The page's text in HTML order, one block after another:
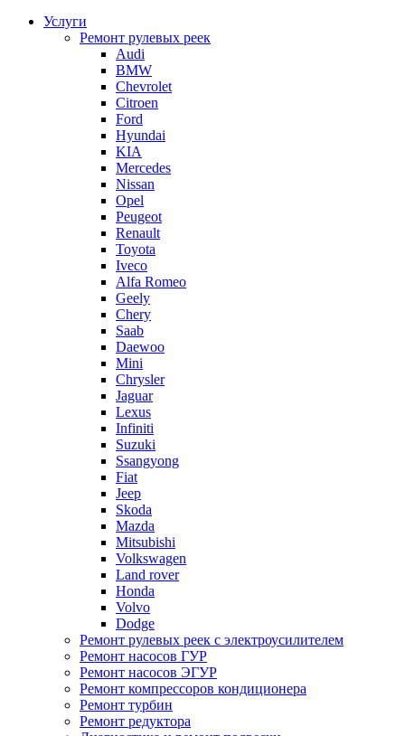
Услуги
Ремонт рулевых реек
Audi
BMW
Chevrolet
Citroen
Ford
Hyundai
KIA
Mercedes
Nissan
Opel
Peugeot
Renault
Toyota
Iveco
Alfa Romeo
Geely
Chery
Saab
Daewoo
Mini
Chrysler
Jaguar
Lexus
Infiniti
Suzuki
Ssangyong
Fiat
Jeep
Skoda
Mazda
Mitsubishi
Volkswagen
Land rover
Honda
Volvo
Dodge
Ремонт рулевых реек с электроусилителем
Ремонт насосов ГУР
Ремонт насосов ЭГУР
Ремонт компрессоров кондиционера
Ремонт турбин
Ремонт редуктора